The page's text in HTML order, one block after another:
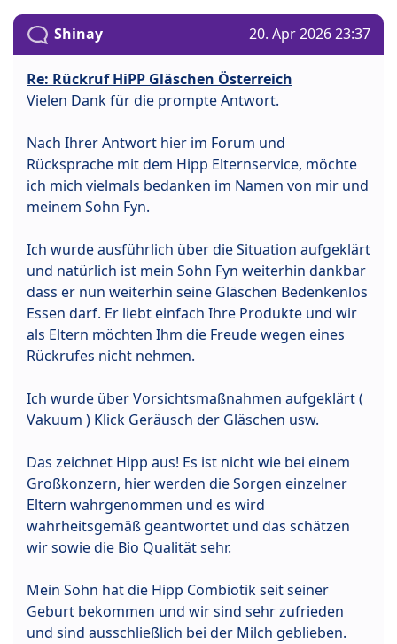
Shinay 20. Apr 2026 23:37
Re: Rückruf HiPP Gläschen Österreich
Vielen Dank für die prompte Antwort.
Nach Ihrer Antwort hier im Forum und
Rücksprache mit dem Hipp Elternservice, möchte
ich mich vielmals bedanken im Namen von mir und
meinem Sohn Fyn.
Ich wurde ausführlich über die Situation aufgeklärt
und natürlich ist mein Sohn Fyn weiterhin dankbar
dass er nun weiterhin seine Gläschen Bedenkenlos
Essen darf. Er liebt einfach Ihre Produkte und wir
als Eltern möchten Ihm die Freude wegen eines
Rückrufes nicht nehmen.
Ich wurde über Vorsichtsmaßnahmen aufgeklärt (
Vakuum ) Klick Geräusch der Gläschen usw.
Das zeichnet Hipp aus! Es ist nicht wie bei einem
Großkonzern, hier werden die Sorgen einzelner
Eltern wahrgenommen und es wird
wahrheitsgemäß geantwortet und das schätzen
wir sowie die Bio Qualität sehr.
Mein Sohn hat die Hipp Combiotik seit seiner
Geburt bekommen und wir sind sehr zufrieden
und sind ausschließlich bei der Milch geblieben.